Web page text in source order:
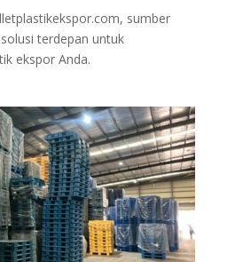
sumber
terdepan untuk
ekspor Anda.